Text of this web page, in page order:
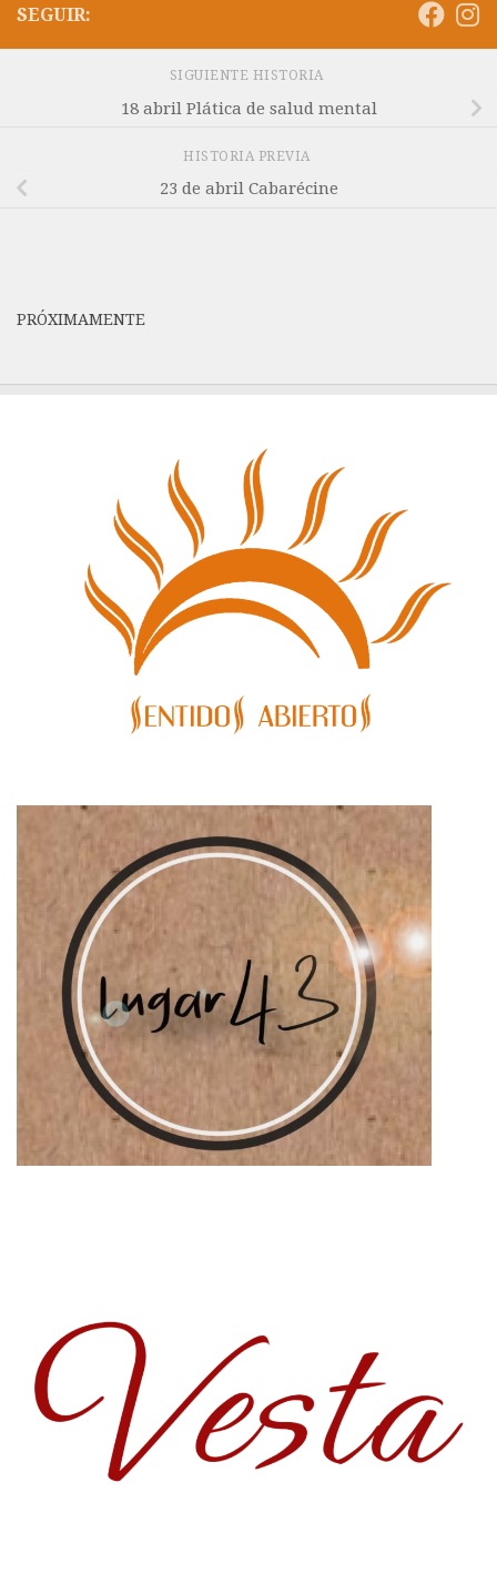
SEGUIR:
SIGUIENTE HISTORIA
18 abril Plática de salud mental
HISTORIA PREVIA
23 de abril Cabarécine
PRÓXIMAMENTE